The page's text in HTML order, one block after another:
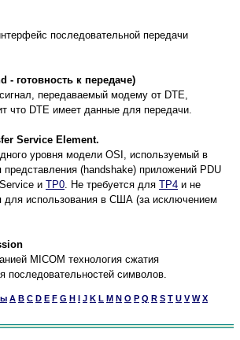
последовательной передачи
- готовность к передаче)
передаваемый модему от DTE,
что DTE имеет данные для передачи.
Service Element.
уровня модели OSI, используемый в
представления (handshake) приложений PDU
и TP0. Не требуется для TP4 и не
для использования в США (за исключением
MICOM технология сжатия
последовательностей символов.
A B C D E F G H I J K L M N O P Q R S T U V W X